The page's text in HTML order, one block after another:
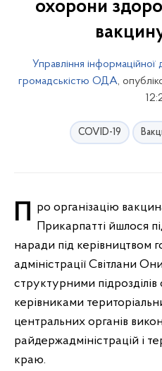
охорони
Управління інформаційної
громадськістю ОДА,
COVID-19
Про організацію вакцинальної кампанії на Прикарпатті йшлося
наради під керівництвом
адміністрації Світлани
структурними підрозділів
керівниками
центральних органів
райдержадміністрацій і
краю.